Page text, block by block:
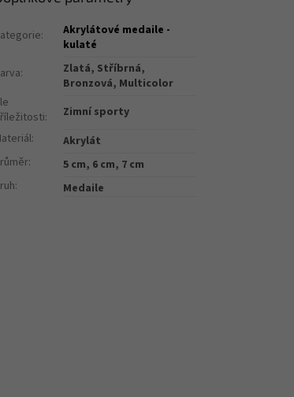
:
Akrylátové medaile -
kulaté
:
Zlatá, Stříbrná,
Bronzová, Multicolor
:
Zimní sporty
:
Akrylát
:
5 cm, 6 cm, 7 cm
: Medaile